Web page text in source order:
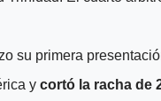
su primera
y cortó la racha de